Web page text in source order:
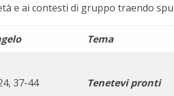
e ai contesti di gruppo traendo
Tema
37-44 Tenetevi pronti